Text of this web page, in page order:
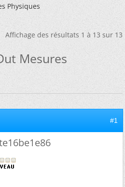
Physiques
Affichage des résultats 1 à 13 sur 13
Mesures
#1